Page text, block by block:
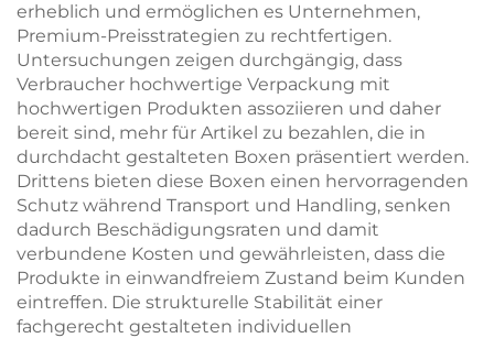
erheblich und ermöglichen es Unternehmen,
Premium-Preisstrategien zu rechtfertigen.
Untersuchungen zeigen durchgängig, dass
Verbraucher hochwertige Verpackung mit
hochwertigen Produkten assoziieren und daher
bereit sind, mehr für Artikel zu bezahlen, die in
durchdacht gestalteten Boxen präsentiert werden.
Drittens bieten diese Boxen einen hervorragenden
Schutz während Transport und Handling, senken
dadurch Beschädigungsraten und damit
verbundene Kosten und gewährleisten, dass die
Produkte in einwandfreiem Zustand beim Kunden
eintreffen. Die strukturelle Stabilität einer
fachgerecht gestalteten individuellen